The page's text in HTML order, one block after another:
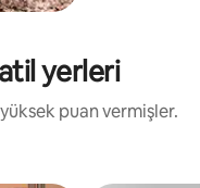
yerleri
puan vermişler.